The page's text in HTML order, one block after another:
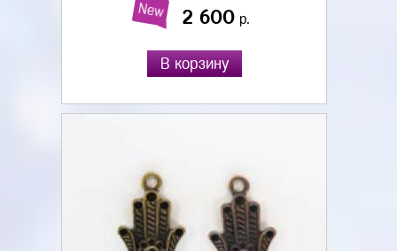
New 2 600 р.
В корзину